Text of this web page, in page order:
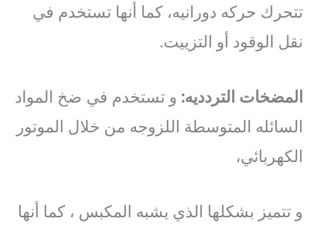
تتحرك حركه دورانيه، كما أنها تستخدم في
نقل الوقود أو التزييت.
المضخات التردديه: و تستخدم في ضخ المواد
السائله المتوسطة اللزوجه من خلال الموتور
الكهربائي،
و تتميز بشكلها الذي يشبه المكبس ، كما أنها